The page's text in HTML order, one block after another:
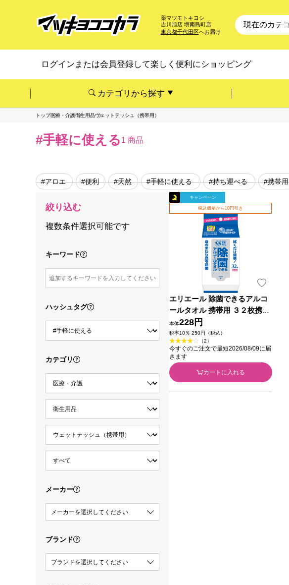
薬マツモトキヨシ
吉川旭店 堺南島町店
東京都千代田区へお届け
ログインまたは会員登録して楽しく便利にショッピング
カテゴリから探す
トップ医療・介護衛生用品ウェットテッシュ（携帯用）
#手軽に使える 1 商品
#アロエ #便利 #天然 #手軽に使える #持ち運べる #携帯用
絞り込む
複数条件選択可能です
キーワード
ハッシュタグ
カテゴリ
メーカー
メーカーを選択してください
ブランド
ブランドを選択してください
キャンペーン
税込価格から10円引き
エリエール 除菌できるアルコ
ールタオル 携帯用 ３２枚携帯
用 大王製紙
本体228円
税率10％ 250円（税込）
（2）
今すぐのご注文で最短2026/08/09に届
きます
カートに入れる